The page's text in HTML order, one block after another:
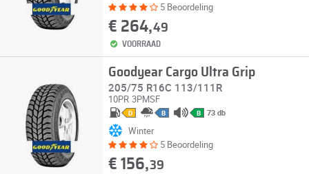
5 Beoordeling
€ 264,49
VOORRAAD
Goodyear Cargo Ultra Grip
205/75 R16C 113/111R
10PR 3PMSF
D B B 73 db
Winter
5 Beoordeling
€ 156,39